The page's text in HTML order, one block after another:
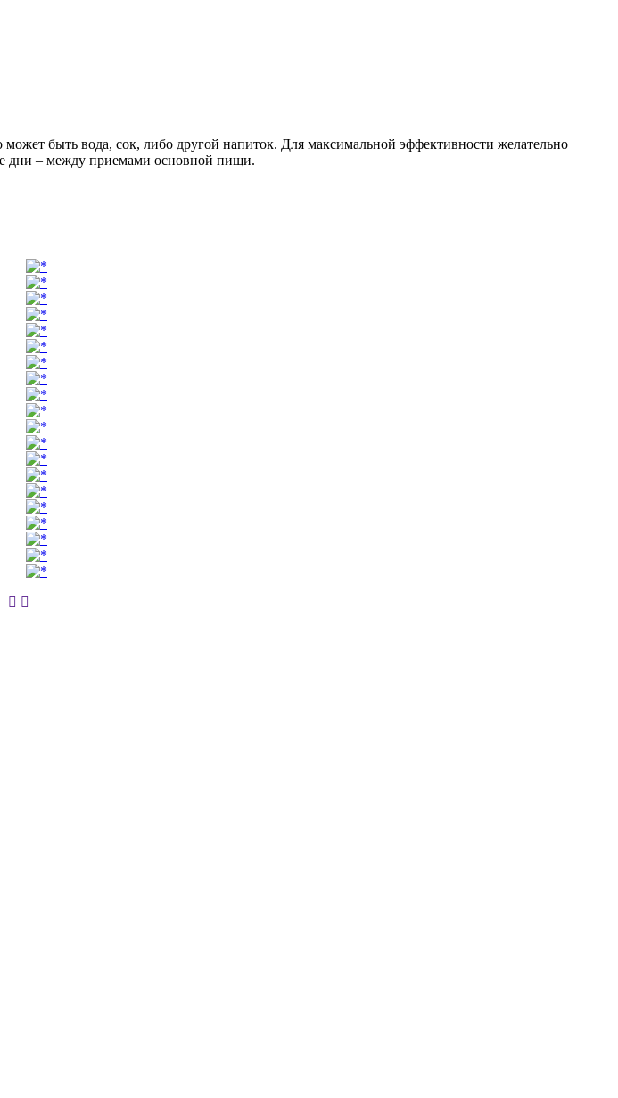
быть вода, сок, либо другой напиток. Для максимальной эффективности желательно
дни – между приемами основной пищи.